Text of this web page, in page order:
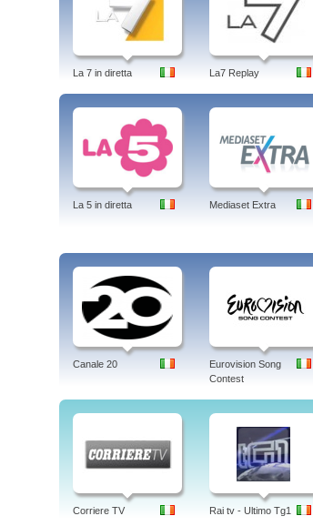
La 7 in diretta La7 Replay
La 5 in diretta Mediaset Extra
Canale 20
Eurovision Song
Contest
Corriere TV Rai tv - Ultimo Tg1